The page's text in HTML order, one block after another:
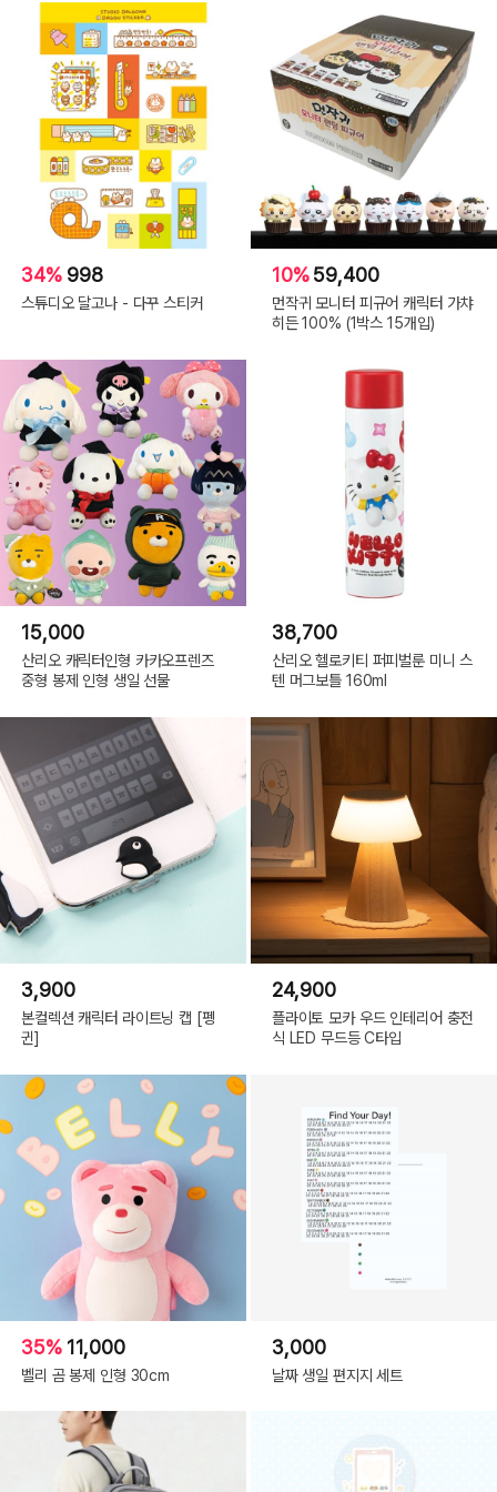
34% 998
스튜디오 달고나 - 다꾸 스티커
10%59,400
먼작귀 모니터 피규어 캐릭터 가챠
히든 100% (1박스 15개입)
15,000
산리오 캐릭터인형 카카오프렌즈
중형 봉제 인형 생일 선물
38,700
산리오 헬로키티 퍼피벌룬 미니 스
텐 머그보틀 160ml
3,900
본컬렉션 캐릭터 라이트닝 캡 [펭
귄]
24,900
플라이토 모카 우드 인테리어 충전
식 LED 무드등 C타입
35% 11,000
벨리 곰 봉제 인형 30cm
3,000
날짜 생일 편지지 세트